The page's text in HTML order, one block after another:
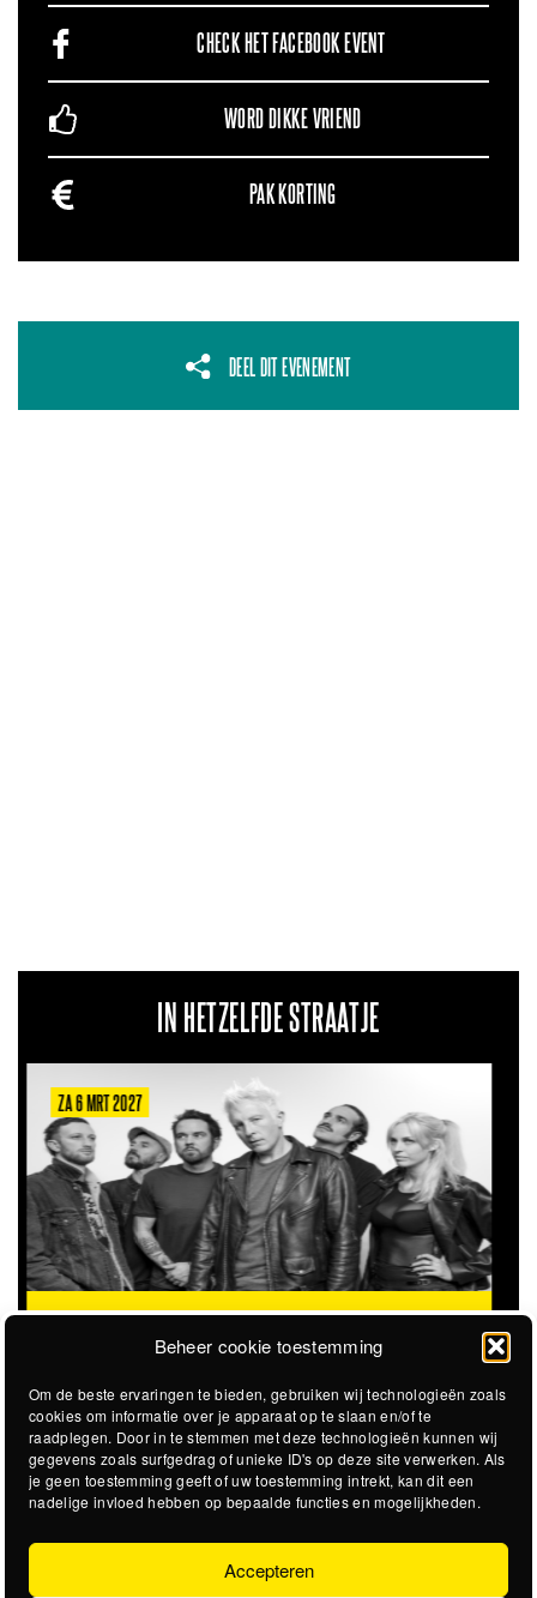
Beheer cookie toestemming
Om de beste ervaringen te bieden, gebruiken wij technologieën zoals
cookies om informatie over je apparaat op te slaan en/of te
raadplegen. Door in te stemmen met deze technologieën kunnen wij
gegevens zoals surfgedrag of unieke ID's op deze site verwerken. Als
je geen toestemming geeft of uw toestemming intrekt, kan dit een
nadelige invloed hebben op bepaalde functies en mogelijkheden.
Accepteren
CHECK HET FACEBOOK EVENT
WORD DIKKE VRIEND
PAK KORTING
DEEL DIT EVENEMENT
IN HETZELFDE STRAATJE
ZA 22 AUG 2026
STICKY SWEET
@STADSSTRAND
STEVIGE GARAGEROCK OP HET
STADSSTRAND